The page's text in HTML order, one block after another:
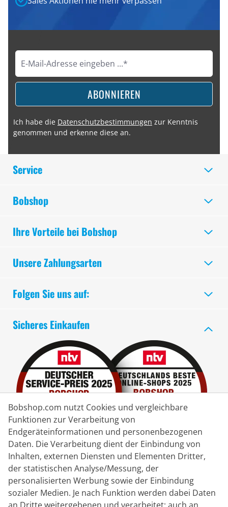
ABONNIEREN
Ich habe die Datenschutzbestimmungen zur Kenntnis
genommen und erkenne diese an.
Service
Bobshop
Ihre Vorteile bei Bobshop
Unsere Zahlungsarten
Kontakt
Folgen Sie uns auf:
Sicheres Einkaufen
Lieferpartner
Bobshop.com nutzt Cookies und vergleichbare
Funktionen zur Verarbeitung von
Endgeräteinformationen und personenbezogenen
Daten. Die Verarbeitung dient der Einbindung von
Inhalten, externen Diensten und Elementen Dritter,
der statistischen Analyse/Messung, der
personalisierten Werbung sowie der Einbindung
sozialer Medien. Je nach Funktion werden dabei Daten